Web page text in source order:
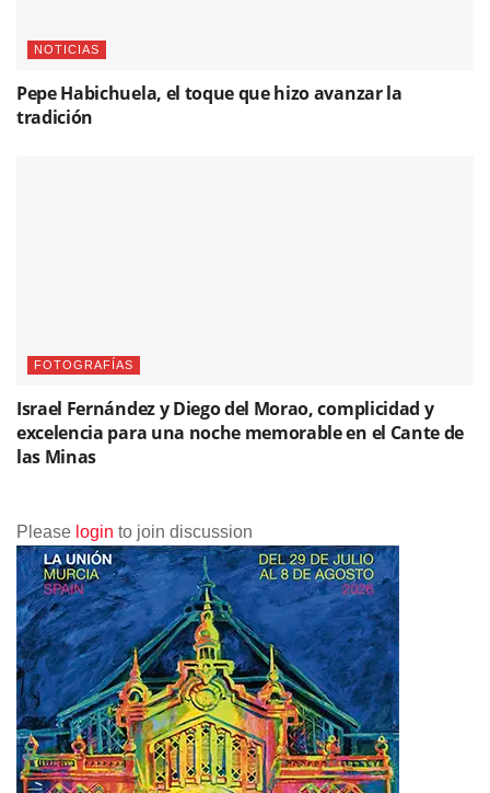
NOTICIAS
Pepe Habichuela, el toque que hizo avanzar la
tradición
FOTOGRAFÍAS
Israel Fernández y Diego del Morao, complicidad y
excelencia para una noche memorable en el Cante de
las Minas
Please login to join discussion